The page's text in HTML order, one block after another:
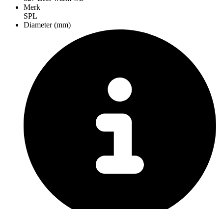
Merk
SPL
Diameter (mm)